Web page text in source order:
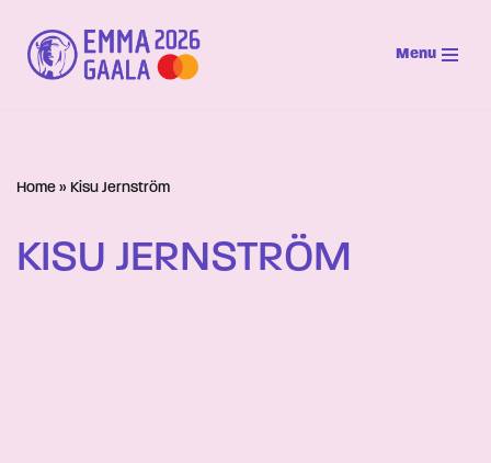
Siirry
suoraan
Menu
Home » Kisu Jernström
KISU JERNSTRÖM